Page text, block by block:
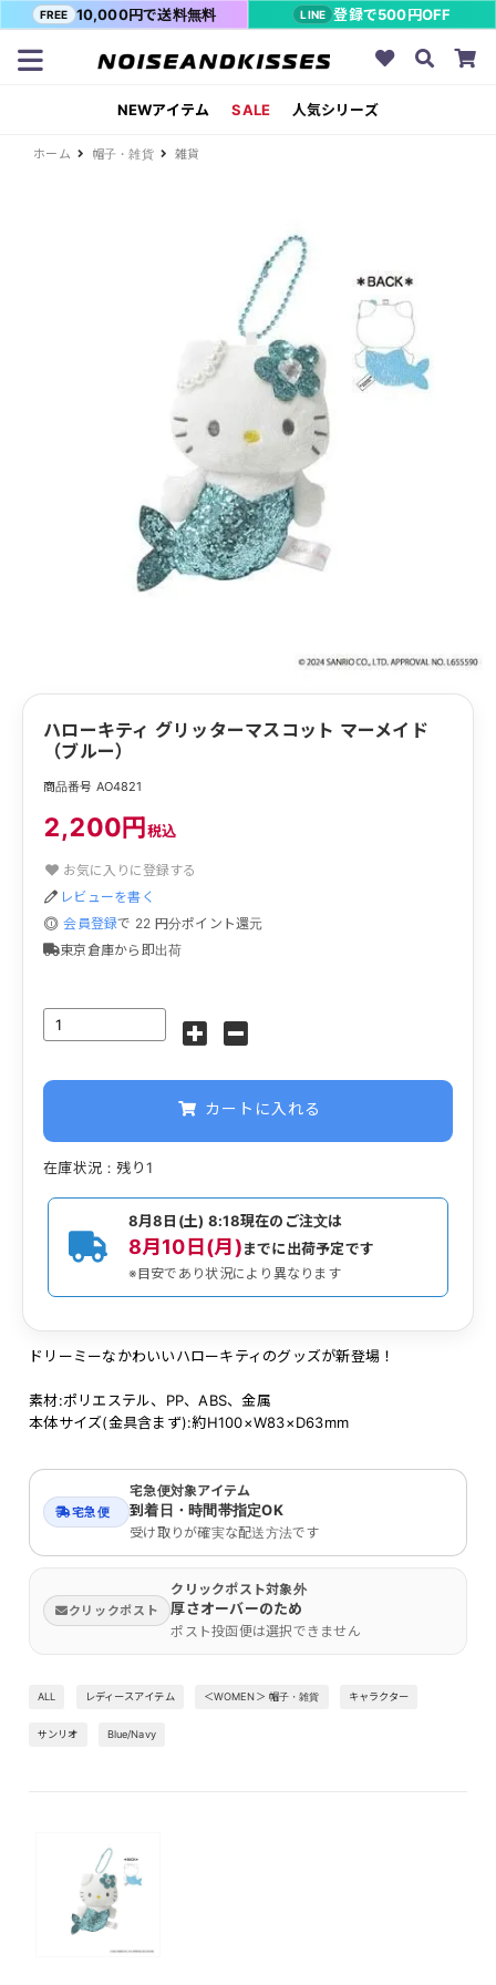
FREE 10,000円で送料無料 LINE 登録で500円OFF
NEWアイテム SALE 人気シリーズ
ホーム 帽子・雑貨 雑貨
ハローキティ グリッターマスコット マーメイド
（ブルー）
商品番号 AO4821
2,200円税込
お気に入りに登録する
レビューを書く
会員登録で 22 円分ポイント還元
東京倉庫から即出荷
カートに入れる
在庫状況：残り1
8月8日(土) 8:18現在のご注文は
8月10日(月)までに出荷予定です
※目安であり状況により異なります
ドリーミーなかわいいハローキティのグッズが新登場！
素材:ポリエステル、PP、ABS、金属
本体サイズ(金具含まず):約H100×W83×D63mm
宅急便
宅急便対象アイテム
到着日・時間帯指定OK
受け取りが確実な配送方法です
クリックポスト
クリックポスト対象外
厚さオーバーのため
ポスト投函便は選択できません
ALL レディースアイテム ＜WOMEN＞ 帽子・雑貨 キャラクター
サンリオ Blue/Navy